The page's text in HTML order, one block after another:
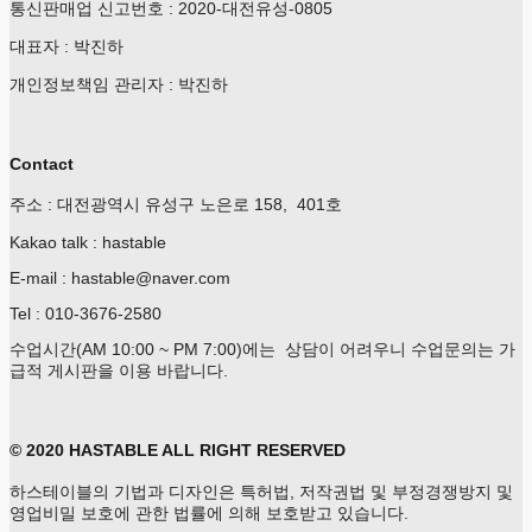
통신판매업 신고번호 : 2020-대전유성-0805
대표자 : 박진하
개인정보책임 관리자 : 박진하
Contact
주소 : 대전광역시 유성구 노은로 158, 401호
Kakao talk : hastable
E-mail : hastable@naver.com
Tel : 010-3676-2580
수업시간(AM 10:00 ~ PM 7:00)에는 상담이 어려우니 수업문의는 가
급적 게시판을 이용 바랍니다.
© 2020 HASTABLE ALL RIGHT RESERVED
하스테이블의 기법과 디자인은 특허법, 저작권법 및 부정경쟁방지 및
영업비밀 보호에 관한 법률에 의해 보호받고 있습니다.